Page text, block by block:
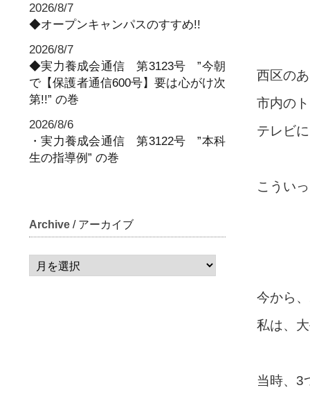
2026/8/7
◆オープンキャンパスのすすめ!!
2026/8/7
◆実力養成会通信 第3123号 ”今朝
で【保護者通信600号】要は心がけ次
第!!” の巻
2026/8/6
・実力養成会通信 第3122号 ”本科
生の指導例” の巻
Archive / アーカイブ
西区の
市内の
テレビ
こうい
今から
私は、
当時、3